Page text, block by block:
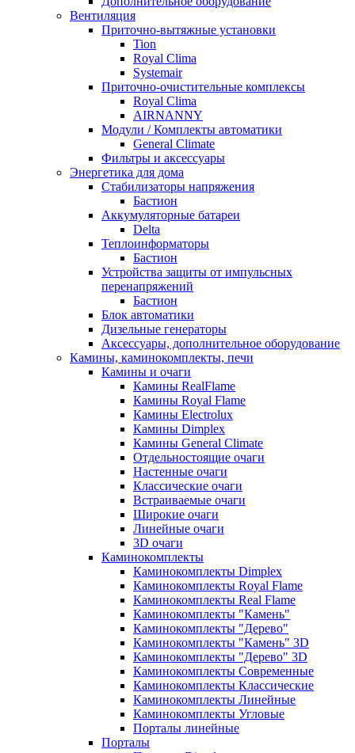
Вентиляция
Приточно-вытяжные установки
Tion
Royal Clima
Systemair
Приточно-очистительные комплексы
Royal Clima
AIRNANNY
Модули / Комплекты автоматики
General Climate
Фильтры и аксессуары
Энергетика для дома
Стабилизаторы напряжения
Бастион
Аккумуляторные батареи
Delta
Теплоинформаторы
Бастион
Устройства защиты от импульсных
перенапряжений
Бастион
Блок автоматики
Дизельные генераторы
Аксессуары, дополнительное оборудование
Камины, каминокомплекты, печи
Камины и очаги
Камины RealFlame
Камины Royal Flame
Камины Electrolux
Камины Dimplex
Камины General Climate
Отдельностоящие очаги
Настенные очаги
Классические очаги
Встраиваемые очаги
Широкие очаги
Линейные очаги
3D очаги
Каминокомплекты
Каминокомплекты Dimplex
Каминокомплекты Royal Flame
Каминокомплекты Real Flame
Каминокомплекты "Камень"
Каминокомплекты "Дерево"
Каминокомплекты "Камень" 3D
Каминокомплекты "Дерево" 3D
Каминокомплекты Современные
Каминокомплекты Классические
Каминокомплекты Линейные
Каминокомплекты Угловые
Порталы линейные
Порталы